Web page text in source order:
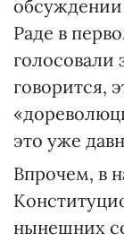
обсуждении
Раде в
голосовали
говорится,
это уже
Впрочем, в
нынешних